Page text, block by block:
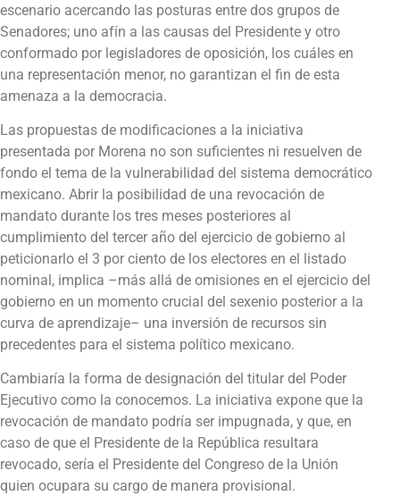
escenario acercando las posturas entre dos grupos de
Senadores; uno afín a las causas del Presidente y otro
conformado por legisladores de oposición, los cuáles en
una representación menor, no garantizan el fin de esta
amenaza a la democracia.
Las propuestas de modificaciones a la iniciativa
presentada por Morena no son suficientes ni resuelven de
fondo el tema de la vulnerabilidad del sistema democrático
mexicano. Abrir la posibilidad de una revocación de
mandato durante los tres meses posteriores al
cumplimiento del tercer año del ejercicio de gobierno al
peticionarlo el 3 por ciento de los electores en el listado
nominal, implica –más allá de omisiones en el ejercicio del
gobierno en un momento crucial del sexenio posterior a la
curva de aprendizaje– una inversión de recursos sin
precedentes para el sistema político mexicano.
Cambiaría la forma de designación del titular del Poder
Ejecutivo como la conocemos. La iniciativa expone que la
revocación de mandato podría ser impugnada, y que, en
caso de que el Presidente de la República resultara
revocado, sería el Presidente del Congreso de la Unión
quien ocupara su cargo de manera provisional.